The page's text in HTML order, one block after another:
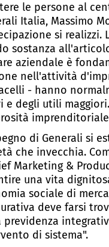
le persone al
Italia, Massimo
si realizzi.
sostanza
aziendale è
nell'attività
- hanno
e degli utili
di Generali si
che invecchia.
Marketing &
una vita
sociale di
deve farsi
previdenza
di sistema".